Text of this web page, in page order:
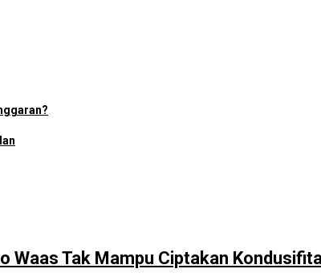
Waas Tak Mampu Ciptakan